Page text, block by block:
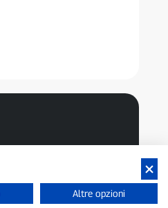
Altre opzioni